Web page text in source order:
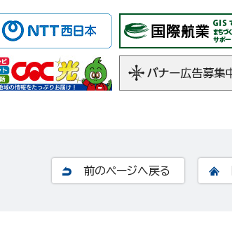
前のページへ戻る